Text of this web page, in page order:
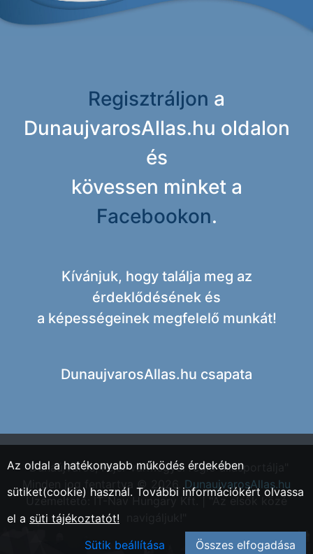
Regisztráljon a
DunaujvarosAllas.hu oldalon
és
kövessen minket a
Facebookon.
Kívánjuk, hogy találja meg az
érdeklődésének és
a képességeinek megfelelő munkát!
DunaujvarosAllas.hu csapata
"Dunaújváros, Fejér vármegyei régió állásportálja"
Minden jog fentartva © 2026.DunaujvarosAllas.hu
Üzemeltető: IT-Nav Hungary Kft. | "Az elsők közé
Az oldal a hatékonyabb működés érdekében
sütiket(cookie) használ. További információkért olvassa
el a süti tájékoztatót!
Sütik beállítása
Összes elfogadása